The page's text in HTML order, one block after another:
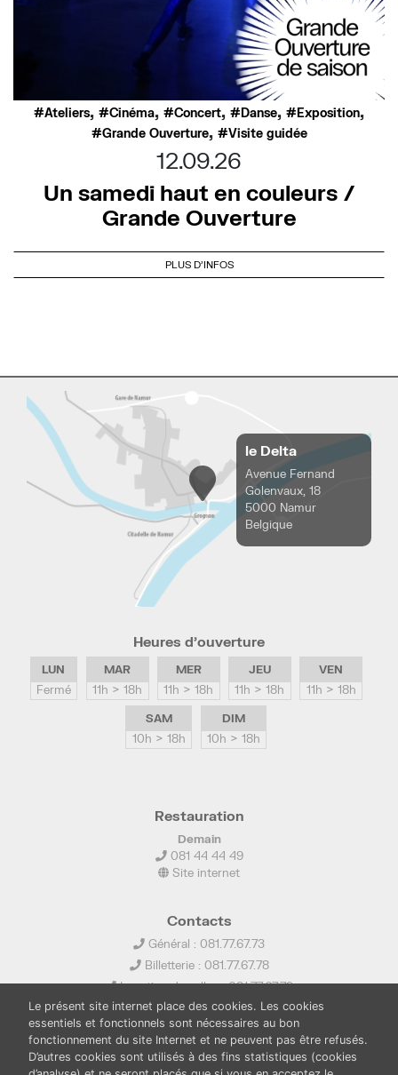
Ateliers, Cinéma, Concert, Danse, Exposition,
Grande Ouverture, Visite guidée
12.09.26
Un samedi haut en couleurs /
Grande Ouverture
PLUS D'INFOS
le Delta
Avenue Fernand
Golenvaux, 18
5000 Namur
Belgique
Heures d’ouverture
LUN
Fermé
MAR
11h > 18h
MER
11h > 18h
JEU
11h > 18h
VEN
11h > 18h
SAM
10h > 18h
DIM
10h > 18h
Restauration
Demain
081 44 44 49
Site internet
Contacts
Général : 081.77.67.73
Billetterie : 081.77.67.78
Location de salles : 081.77.67.79
info@ledelta.be
Le présent site internet place des cookies. Les cookies
essentiels et fonctionnels sont nécessaires au bon
fonctionnement du site Internet et ne peuvent pas être refusés.
D’autres cookies sont utilisés à des fins statistiques (cookies